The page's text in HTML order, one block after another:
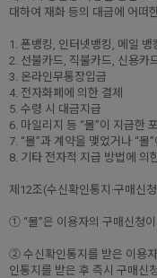
대하여 재화 등의 대금에 어떠
1. 폰뱅킹, 인터넷뱅킹, 메일 뱅
2. 선불카드, 직불카드, 신용카
3. 온라인무통장입금
4. 전자화폐에 의한 결제
5. 수령 시 대금지급
6. 마일리지 등 “몰”이 지급한
7. “몰”과 계약을 맺었거나 “몰
8. 기타 전자적 지급 방법에 의
제12조(수신확인통지·구매신
① “몰”은 이용자의 구매신청
② 수신확인통지를 받은 이용
인통지를 받은 후 즉시 구매신